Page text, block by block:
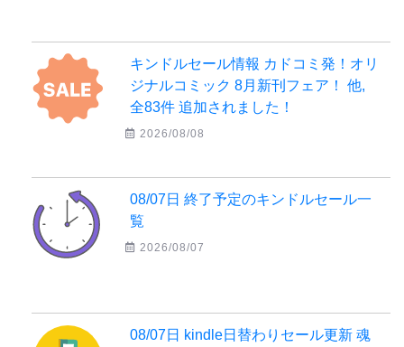
キンドルセール情報 カドコミ発！オリ
ジナルコミック 8月新刊フェア！ 他,
全83件 追加されました！
2026/08/08
08/07日 終了予定のキンドルセール一
覧
2026/08/07
08/07日 kindle日替わりセール更新 魂